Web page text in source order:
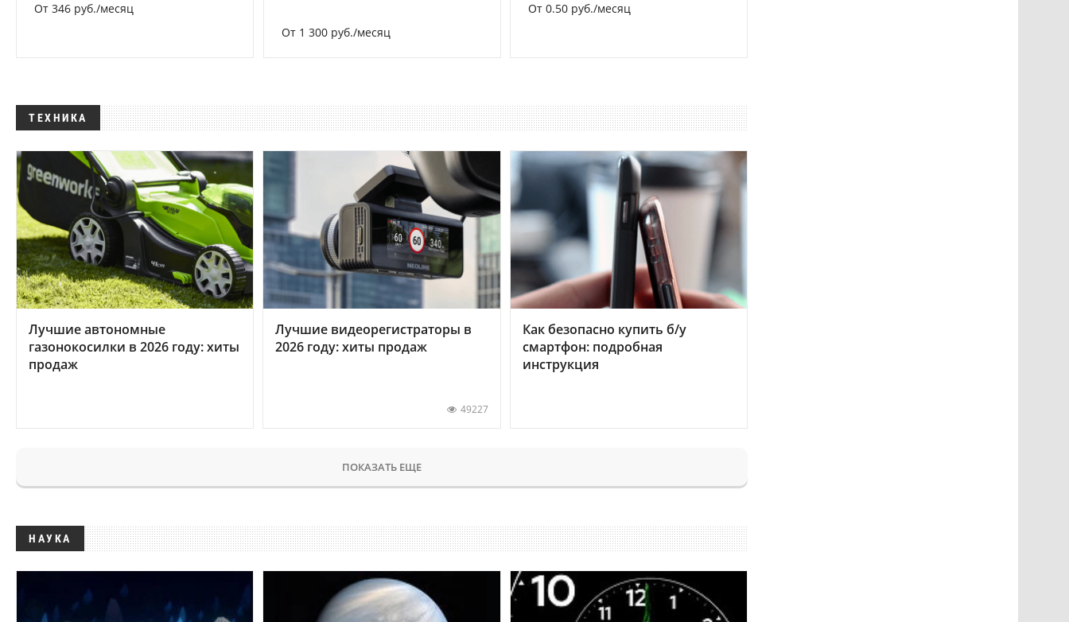
От 346 руб./месяц
От 1 300 руб./месяц
От 0.50 руб./месяц
ТЕХНИКА
Лучшие автономные
газонокосилки в 2026 году: хиты
продаж
Лучшие видеорегистраторы в
2026 году: хиты продаж
49227
Как безопасно купить б/у
смартфон: подробная
инструкция
ПОКАЗАТЬ ЕЩЕ
НАУКА